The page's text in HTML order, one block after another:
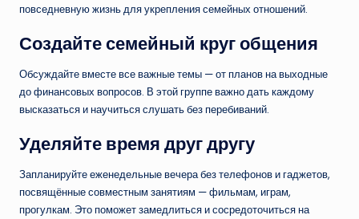
повседневную жизнь для укрепления семейных отношений.
Создайте семейный круг общения
Обсуждайте вместе все важные темы — от планов на выходные
до финансовых вопросов. В этой группе важно дать каждому
высказаться и научиться слушать без перебиваний.
Уделяйте время друг другу
Запланируйте еженедельные вечера без телефонов и гаджетов,
посвящённые совместным занятиям — фильмам, играм,
прогулкам. Это поможет замедлиться и сосредоточиться на